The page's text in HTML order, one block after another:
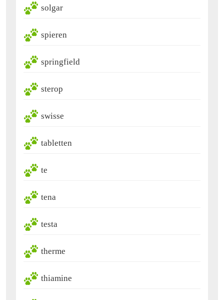
solgar
spieren
springfield
sterop
swisse
tabletten
te
tena
testa
therme
thiamine